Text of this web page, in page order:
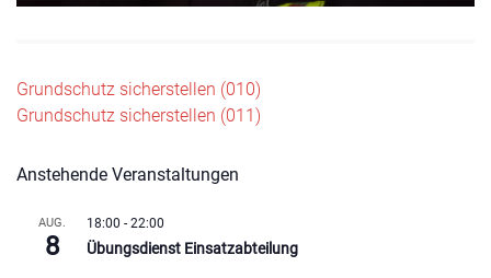
Beitragsnavigation
Grundschutz sicherstellen (010)
Grundschutz sicherstellen (011)
Anstehende Veranstaltungen
AUG.
8
18:00 - 22:00
Übungsdienst Einsatzabteilung